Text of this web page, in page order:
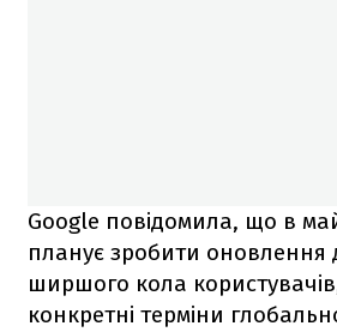
Google повідомила, що в
планує зробити оновлення
ширшого кола
конкретні терміни